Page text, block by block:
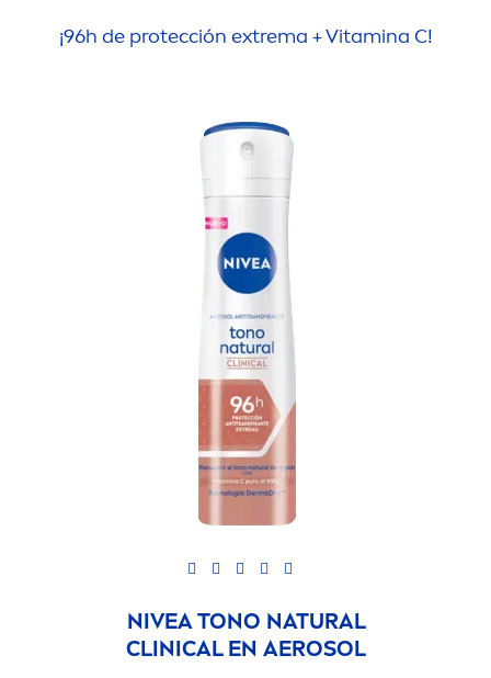
¡96h de protección extrema +Vitamina C!
NIVEATONO NATURAL
CLINICAL EN AEROSOL